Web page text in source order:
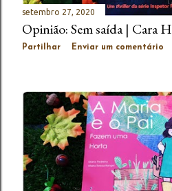
setembro 27, 2020
Opinião: Sem saída | Cara
Partilhar Enviar um comentário